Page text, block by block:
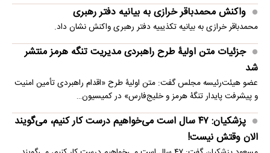
واکنش محمدباقر خرازی به بیانیه دفتر رهبری
محمدباقر خرازی به بیانیه تکذیبیه دفتر رهبری واکنش نشان داد.
جزئیات متن اولیۀ طرح راهبردی مدیریت تنگه هرمز منتشر
شد
عضو هیئت‌رئیسه مجلس گفت: متن اولیۀ طرح «اقدام راهبردی تأمین امنیت
و پیشرفت پایدار تنگۀ هرمز و خلیج‌فارس» در کمیسیون…
پزشکیان: ۴۷ سال است می‌خواهیم درست کار کنیم، می‌گویند
الان وقتش نیست!